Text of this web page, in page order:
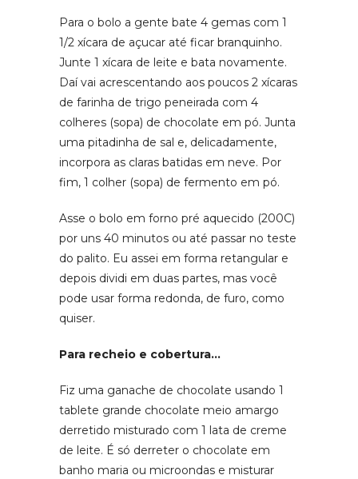
Para o bolo a gente bate 4 gemas com 1
1/2 xícara de açucar até ficar branquinho.
Junte 1 xícara de leite e bata novamente.
Daí vai acrescentando aos poucos 2 xícaras
de farinha de trigo peneirada com 4
colheres (sopa) de chocolate em pó. Junta
uma pitadinha de sal e, delicadamente,
incorpora as claras batidas em neve. Por
fim, 1 colher (sopa) de fermento em pó.
Asse o bolo em forno pré aquecido (200C)
por uns 40 minutos ou até passar no teste
do palito. Eu assei em forma retangular e
depois dividi em duas partes, mas você
pode usar forma redonda, de furo, como
quiser.
Para recheio e cobertura…
Fiz uma ganache de chocolate usando 1
tablete grande chocolate meio amargo
derretido misturado com 1 lata de creme
de leite. É só derreter o chocolate em
banho maria ou microondas e misturar